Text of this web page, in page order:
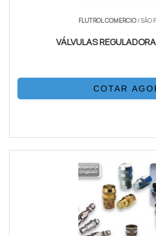
FLUTROL COMERCIO/ SÃO
VÁLVULAS
COTAR